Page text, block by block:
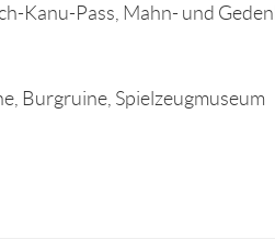
Kanu-Pass, Mahn- und
Burgruine, Spielzeugmuseum